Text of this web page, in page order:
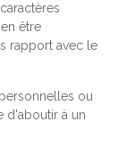
être
rapport avec le
ou
d'aboutir à un